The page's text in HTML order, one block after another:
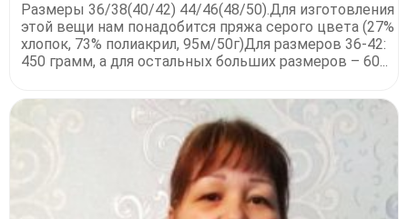
Размеры 36/38(40/42) 44/46(48/50).Для изготовления
этой вещи нам понадобится пряжа серого цвета (27%
хлопок, 73% полиакрил, 95м/50г)Для размеров 36-42:
450 грамм, а для остальных больших размеров – 60...